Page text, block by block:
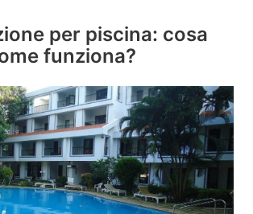
per piscina: cosa
funziona?